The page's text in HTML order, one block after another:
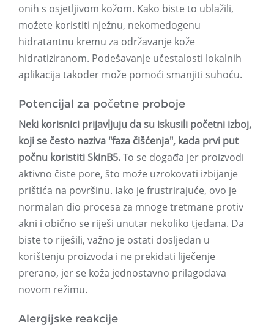
onih s osjetljivom kožom. Kako biste to ublažili,
možete koristiti nježnu, nekomedogenu
hidratantnu kremu za održavanje kože
hidratiziranom. Podešavanje učestalosti lokalnih
aplikacija također može pomoći smanjiti suhoću.
Potencijal za početne proboje
Neki korisnici prijavljuju da su iskusili početni izboj,
koji se često naziva "faza čišćenja", kada prvi put
počnu koristiti SkinB5.To se događa jer proizvodi
aktivno čiste pore, što može uzrokovati izbijanje
prištića na površinu. Iako je frustrirajuće, ovo je
normalan dio procesa za mnoge tretmane protiv
akni i obično se riješi unutar nekoliko tjedana. Da
biste to riješili, važno je ostati dosljedan u
korištenju proizvoda i ne prekidati liječenje
prerano, jer se koža jednostavno prilagođava
novom režimu.
Alergijske reakcije